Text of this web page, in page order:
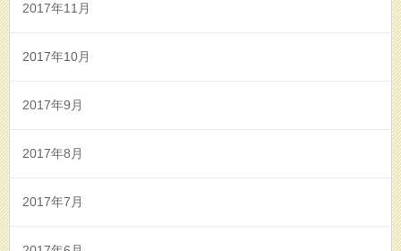
2017年11月
2017年10月
2017年9月
2017年8月
2017年7月